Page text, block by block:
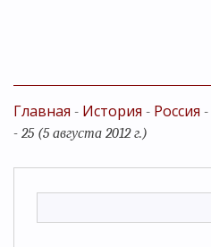
Главная - История - Россия -
- 25 (5 августа 2012 г.)